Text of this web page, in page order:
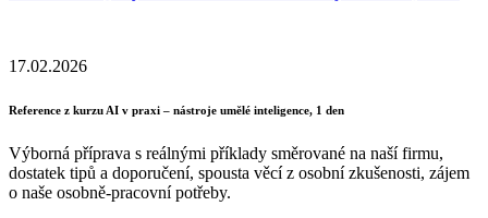
17.02.2026
Reference z kurzu AI v praxi – nástroje umělé inteligence, 1 den
Výborná příprava s reálnými příklady směrované na naší firmu,
dostatek tipů a doporučení, spousta věcí z osobní zkušenosti, zájem
o naše osobně-pracovní potřeby.